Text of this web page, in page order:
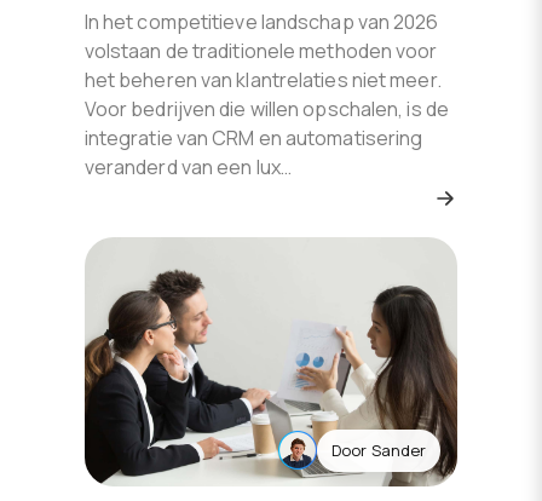
In het competitieve landschap van 2026
volstaan de traditionele methoden voor
het beheren van klantrelaties niet meer.
Voor bedrijven die willen opschalen, is de
integratie van CRM en automatisering
veranderd van een lux…
Door Sander